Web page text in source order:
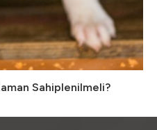
Sahiplenilmeli?